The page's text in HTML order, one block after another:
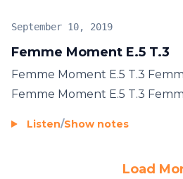
Femme Moment E.5 T.3
September 10, 2019
Femme Moment E.5 T.3
Femme Moment E.5 T.3
Listen/Show notes
Load